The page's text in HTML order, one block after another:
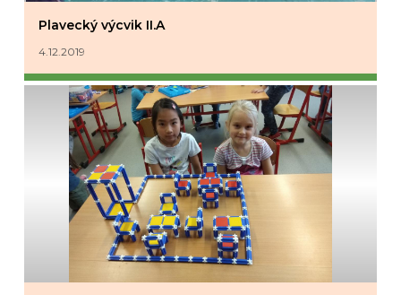
Plavecký výcvik II.A
4.12.2019